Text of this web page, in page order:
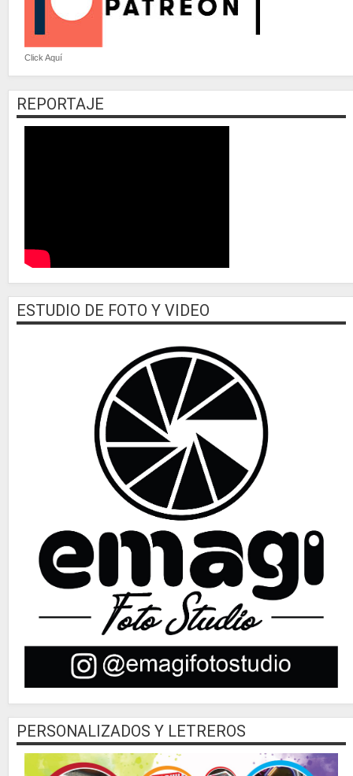
Click Aquí
REPORTAJE
ESTUDIO DE FOTO Y VIDEO
PERSONALIZADOS Y LETREROS